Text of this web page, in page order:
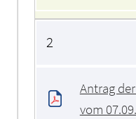
2
Antrag
vom